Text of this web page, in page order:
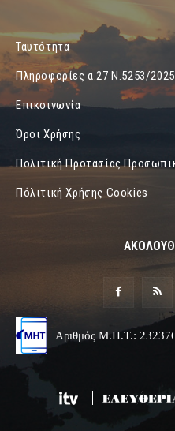
Ταυτότητα
Πληροφορίες α.27 Ν.5253/2025
Επικοινωνία
Όροι Χρήσης
Πολιτική Προτασίας
Πόλιτική Χρήσης Cookies
Αριθμός Μ.Η.Τ.: